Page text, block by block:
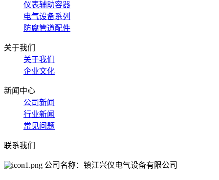
仪表辅助容器
电气设备系列
防腐管道配件
关于我们
关于我们
企业文化
新闻中心
公司新闻
行业新闻
常见问题
联系我们
公司名称：镇江兴仪电气设备有限公司